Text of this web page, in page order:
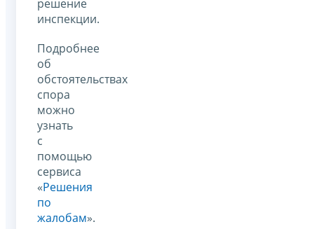
решение
инспекции.
Подробнее
об
обстоятельствах
спора
можно
узнать
с
помощью
сервиса
«Решения
по
жалобам».